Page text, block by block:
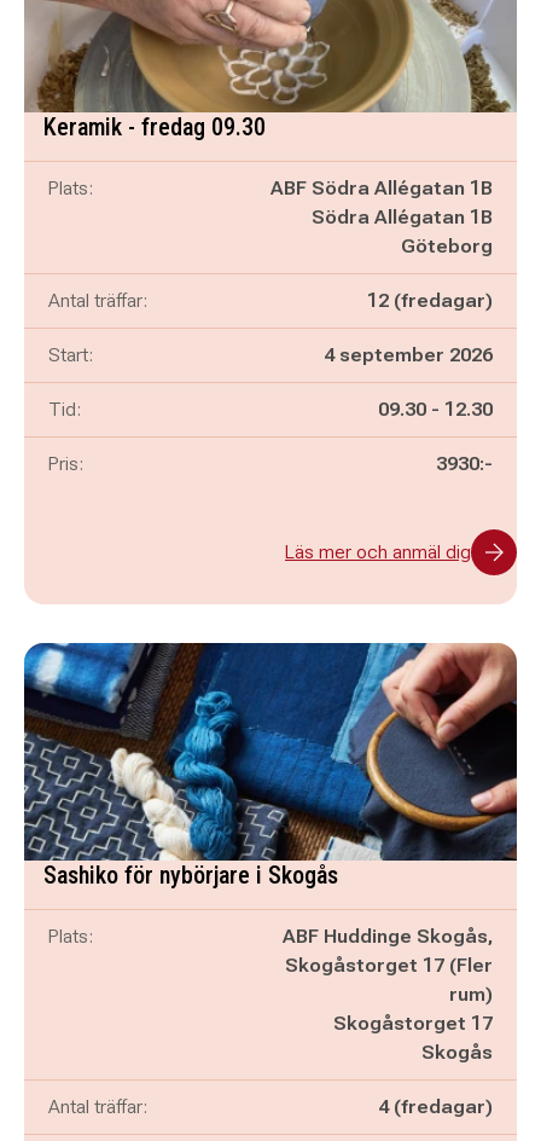
Keramik - fredag 09.30
Plats:
ABF Södra Allégatan 1B
Södra Allégatan 1B
Göteborg
Antal träffar: 12 (fredagar)
Start: 4 september 2026
Tid: Pågår mellan
09.30 - och
12.30
Pris: 3930:-
Läs mer och anmäl dig
Sashiko för nybörjare i Skogås
Plats:
ABF Huddinge Skogås,
Skogåstorget 17 (Fler
rum)
Skogåstorget 17
Skogås
Antal träffar: 4 (fredagar)